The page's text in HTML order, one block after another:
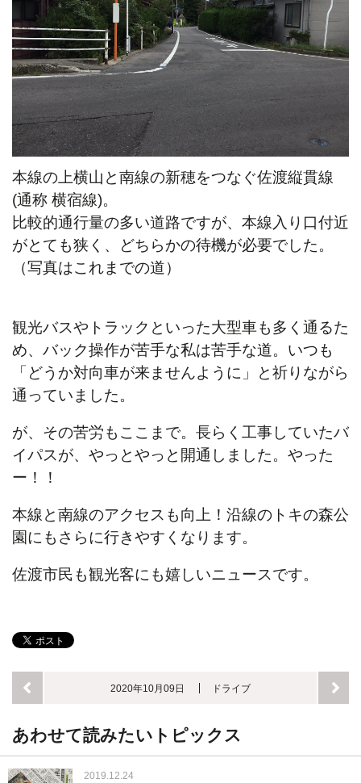
本線の上横山と南線の新穂をつなぐ佐渡縦貫線
(通称 横宿線)。
比較的通行量の多い道路ですが、本線入り口付近
がとても狭く、どちらかの待機が必要でした。
（写真はこれまでの道）
観光バスやトラックといった大型車も多く通るた
め、バック操作が苦手な私は苦手な道。いつも
「どうか対向車が来ませんように」と祈りながら
通っていました。
が、その苦労もここまで。長らく工事していたバ
イパスが、やっとやっと開通しました。やった
ー！！
本線と南線のアクセスも向上！沿線のトキの森公
園にもさらに行きやすくなります。
佐渡市民も観光客にも嬉しいニュースです。
2020年10月09日 ドライブ
あわせて読みたいトピックス
2019.12.24